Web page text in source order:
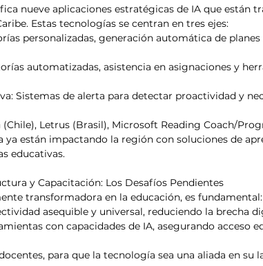
nueve aplicaciones estratégicas de IA que están
Estas tecnologías se centran en tres ejes:
personalizadas, generación automática de
automatizadas, asistencia en asignaciones y
Sistemas de alerta para detectar proactividad y
Letrus (Brasil), Microsoft Reading Coach/
ya están impactando la región con soluciones de
educativas.
y Capacitación: Los Desafíos Pendientes
transformadora en la educación, es fundamental:
asequible y universal, reduciendo la brecha
con capacidades de IA, asegurando acceso
para que la tecnología sea una aliada en su